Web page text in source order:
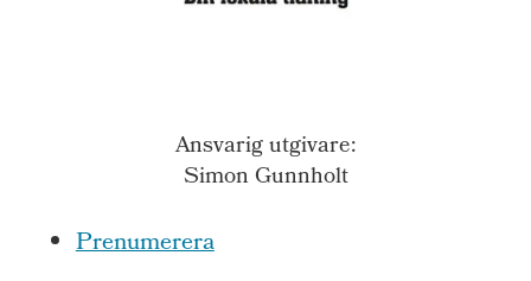
Ansvarig utgivare:
Simon Gunnholt
Prenumerera